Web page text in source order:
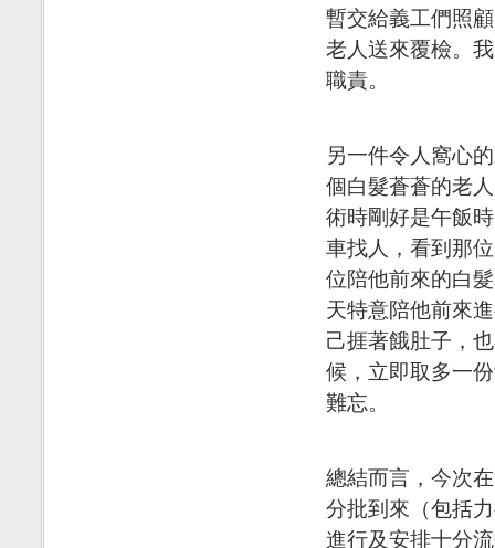
暫交給義工們照
老人送來覆檢。
職責。
另一件令人窩心
個白髮蒼蒼的老
術時剛好是午飯
車找人，看到那
位陪他前來的白
天特意陪他前來
己捱著餓肚子，
候，立即取多一
難忘。
總結而言，今次
分批到來（包括
進行及安排十分